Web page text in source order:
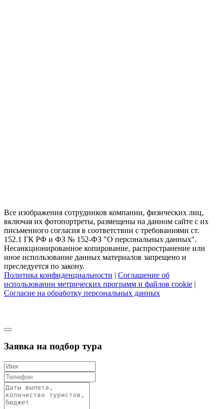
Все изображения сотрудников компании, физических лиц,
включая их фотопортреты, размещены на данном сайте с их
письменного согласия в соответствии с требованиями ст.
152.1 ГК РФ и ФЗ № 152-ФЗ "О персональных данных".
Несанкционированное копирование, распространение или
иное использование данных материалов запрещено и
преследуется по закону.
Политика конфиденциальности | Соглашение об
использовании метрических программ и файлов cookie |
Согласие на обработку персональных данных
Заявка на подбор тура